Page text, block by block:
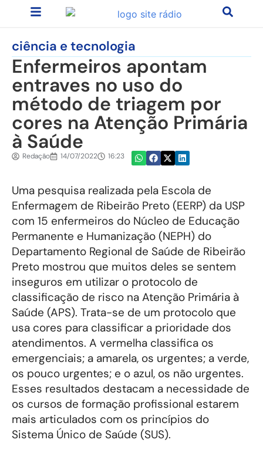
ciência e tecnologia
Enfermeiros apontam
entraves no uso do
método de triagem por
cores na Atenção Primária
à Saúde
Redação 14/07/2022 16:23
Uma pesquisa realizada pela Escola de
Enfermagem de Ribeirão Preto (EERP) da USP
com 15 enfermeiros do Núcleo de Educação
Permanente e Humanização (NEPH) do
Departamento Regional de Saúde de Ribeirão
Preto mostrou que muitos deles se sentem
inseguros em utilizar o protocolo de
classificação de risco na Atenção Primária à
Saúde (APS). Trata-se de um protocolo que
usa cores para classificar a prioridade dos
atendimentos. A vermelha classifica os
emergenciais; a amarela, os urgentes; a verde,
os pouco urgentes; e o azul, os não urgentes.
Esses resultados destacam a necessidade de
os cursos de formação profissional estarem
mais articulados com os princípios do
Sistema Único de Saúde (SUS).